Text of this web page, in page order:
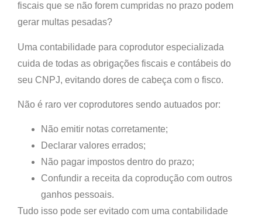
fiscais que se não forem cumpridas no prazo podem
gerar multas pesadas?
Uma contabilidade para coprodutor especializada
cuida de todas as obrigações fiscais e contábeis do
seu CNPJ, evitando dores de cabeça com o fisco.
Não é raro ver coprodutores sendo autuados por:
Não emitir notas corretamente;
Declarar valores errados;
Não pagar impostos dentro do prazo;
Confundir a receita da coprodução com outros
ganhos pessoais.
Tudo isso pode ser evitado com uma contabilidade